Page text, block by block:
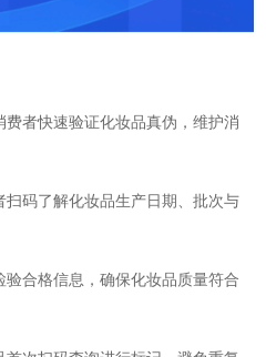
者快速验证化妆品真伪，维护消
码了解化妆品生产日期、批次与
合格信息，确保化妆品质量符合